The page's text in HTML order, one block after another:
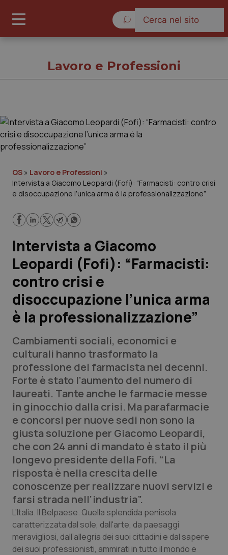
Cronache
Governo e Parlamento
Regioni e Asl
Lavoro e Professioni
Scienza e Farmaci
Studi e Analisi
Lettere al direttore
QS Pro
Professionisti Sanitari.AI
Abruzzo
Basilicata
Calabria
Campania
Emilia-Romagna
Friuli Venezia Giulia
QS Pro Gold
Artrite & artrosi
Asma & BPCO
Car-T
Colesterolo & coronaropatie
Dermatite Atopica
QS Club Newsletter
Lavoro e Professioni
QS » Lavoro e Professioni »
Intervista a Giacomo Leopardi (Fofi): “Farmacisti: contro crisi
e disoccupazione l’unica arma è la professionalizzazione”
Intervista a Giacomo
Leopardi (Fofi): “Farmacisti:
contro crisi e
disoccupazione l’unica arma
è la professionalizzazione”
Cambiamenti sociali, economici e
culturali hanno trasformato la
professione del farmacista nei decenni.
Forte è stato l’aumento del numero di
laureati. Tante anche le farmacie messe
in ginocchio dalla crisi. Ma parafarmacie
e concorsi per nuove sedi non sono la
giusta soluzione per Giacomo Leopardi,
che con 24 anni di mandato è stato il più
longevo presidente della Fofi. “La
risposta è nella crescita delle
conoscenze per realizzare nuovi servizi e
farsi strada nell’industria”.
L’Italia. Il Belpaese. Quella splendida penisola
caratterizzata dal sole, dall'arte, da paesaggi
meravigliosi, dall’allegria dei suoi cittadini e dal sapere
dei suoi professionisti, ammirati in tutto il mondo e